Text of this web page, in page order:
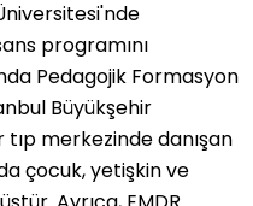
programını
Pedagojik Formasyon
Büyükşehir
tıp merkezinde danışan
çocuk, yetişkin ve